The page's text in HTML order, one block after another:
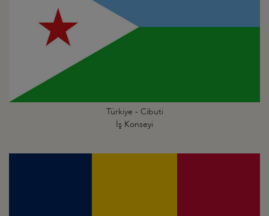
Türkiye - Cibuti
İş Konseyi